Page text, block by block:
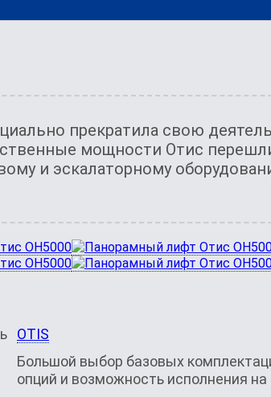
прекратила свою
мощности Отис
и эскалаторному
OTIS
Большой выбор базовых
опций и возможность исполнения на